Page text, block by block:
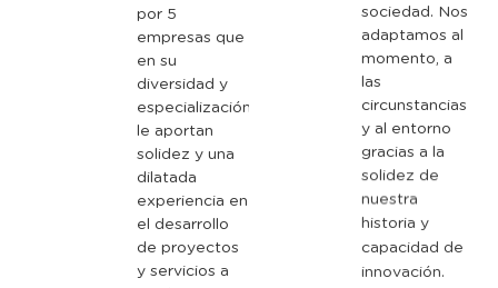
por 5
empresas que
en su
diversidad y
especialización
le aportan
solidez y una
dilatada
experiencia en
el desarrollo
de proyectos
y servicios a
sociedad. Nos
adaptamos al
momento, a
las
circunstancias
y al entorno
gracias a la
solidez de
nuestra
historia y
capacidad de
innovación.